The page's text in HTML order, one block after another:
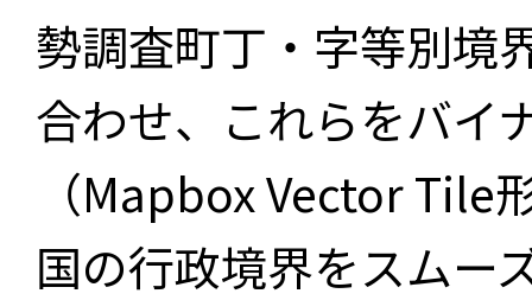
勢調査町丁・字等別境
合わせ、これらをバイ
（Mapbox Vector Tile
国の行政境界をスムー